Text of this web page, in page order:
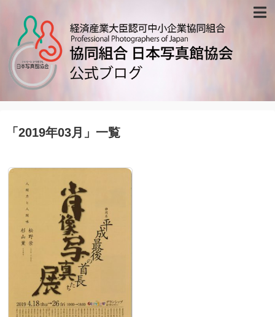
「 2019年03月 」 一覧
ホーム
ブログ記事一覧
お問い合わせ